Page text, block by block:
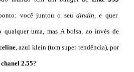
você juntou o seu dindin , e quer
qualquer uma, mas A bolsa, ao invés de
, azul klein (tom super tendência), por
chanel 2.55?